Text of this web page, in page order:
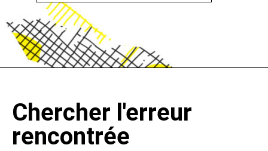
Chercher l'erreur
rencontrée